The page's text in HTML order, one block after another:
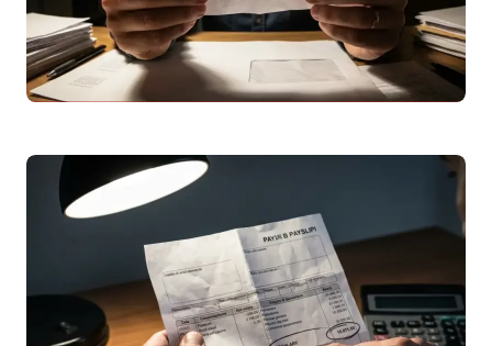
Guida Completa
Hai ricevuto un
raccomandata market 5496? Scopri i
mittenti più probabili ( INPS, utility, banche)
e…
Leggi articolo